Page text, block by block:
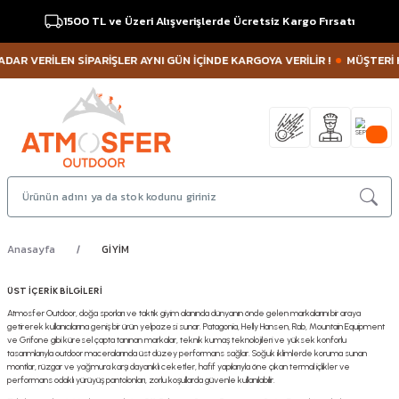
1500 TL ve Üzeri Alışverişlerde Ücretsiz Kargo Fırsatı
SİPARİŞLER AYNI GÜN İÇİNDE KARGOYA VERİLİR ! MÜŞTERİ
Anasayfa GİYİM
ÜST İÇERİK BİLGİLERİ
Atmosfer Outdoor, doğa sporları ve taktik giyim alanında dünyanın önde gelen markalarını bir araya
getirerek kullanıcılarına geniş bir ürün yelpazesi sunar. Patagonia, Helly Hansen, Rab, Mountain Equipment
ve Grifone gibi küresel çapta tanınan markalar, teknik kumaş teknolojileri ve yüksek konforlu
tasarımlarıyla outdoor maceralarında üst düzey performans sağlar. Soğuk iklimlerde koruma sunan
montlar, rüzgar ve yağmura karşı dayanıklı ceketler, hafif yapılarıyla öne çıkan termal içlikler ve
performans odaklı yürüyüş pantolonları, zorlu koşullarda güvenle kullanılabilir.